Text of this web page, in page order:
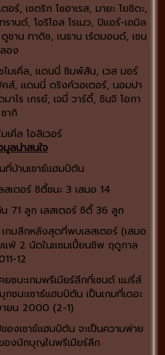
อร์, เซดริก โซอาเรส, มายะ โยชิดะ,
านด์, โอริโอล โรเมว, ปิแอร์-เอมิล
ซาน ทาดิช, เนธาน เร้ดมอนด์, เชน
ลอง
ไมเคิ่ล, แดนนี่ ซิมพ์สัน, เวส มอร์
ส์, แดนนี่ ดริงค์วอเตอร์, นอมปา
ไร เกรย์, เจมี่ วาร์ดี้, ชินจิ โอกา
ซากิ
เคิ่ล โอลิเวอร์
มูลน่าสนใจ
บ้านเซาธ์แฮมป์ตัน
สเตอร์ ซิตี้ชนะ 3 เสมอ 14
71 ลูก เลสเตอร์ ซิตี้ 36 ลูก
มลีกหลังสุดที่พบเลสเตอร์ (เสมอ
พ้ 2 นัดในแชมเปี้ยนชิพ ฤดูกาล
12
ยชนะเกมพรีเมียร์ลีกที่เซนต์ แมรี่ส์
ชนะเซาธ์แฮมป์ตัน เป็นเกมที่เดอะ
ายน 2000 (2-1)
งเซาธ์แฮมป์ตัน จะเป็นความพ่าย
องนักบุญในพรีเมียร์ลีก